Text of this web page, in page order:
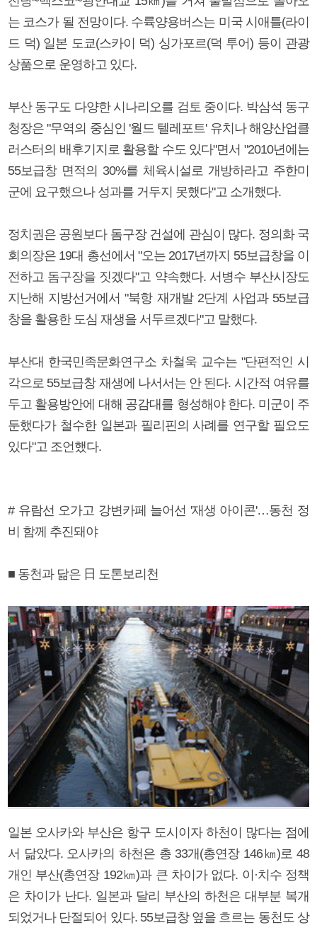
는 코스가 될 전망이다. 수륙양용버스는 미국 시애틀(라이
드 덕) 일본 도쿄(스카이 덕) 싱가포르(덕 투어) 등이 관광
상품으로 운영하고 있다.
부산 동구도 다양한 시나리오를 검토 중이다. 박삼석 동구
청장은 "무역의 중심인 '월드 텔레포트' 유치나 해양산업클
러스터의 배후기지로 활용할 수도 있다"면서 "2010년에는
55보급창 면적의 30%를 체육시설로 개방하라고 주한미
군에 요구했으나 성과를 거두지 못했다"고 소개했다.
정치권은 공원보다 돔구장 건설에 관심이 많다. 정의화 국
회의장은 19대 총선에서 "오는 2017년까지 55보급창을 이
전하고 돔구장을 짓겠다"고 약속했다. 서병수 부산시장도
지난해 지방선거에서 "북항 재개발 2단계 사업과 55보급
창을 활용한 도심 재생을 서두르겠다"고 말했다.
부산대 한국민족문화연구소 차철욱 교수는 "단편적인 시
각으로 55보급창 재생에 나서서는 안 된다. 시간적 여유를
두고 활용방안에 대해 공감대를 형성해야 한다. 미군이 주
둔했다가 철수한 일본과 필리핀의 사례를 연구할 필요도
있다"고 조언했다.
# 유람선 오가고 강변카페 늘어선 '재생 아이콘'…동천 정
비 함께 추진돼야
■ 동천과 닮은 日 도톤보리천
일본 오사카와 부산은 항구 도시이자 하천이 많다는 점에
서 닮았다. 오사카의 하천은 총 33개(총연장 146㎞)로 48
개인 부산(총연장 192㎞)과 큰 차이가 없다. 이·치수 정책
은 차이가 난다. 일본과 달리 부산의 하천은 대부분 복개
되었거나 단절되어 있다. 55보급창 옆을 흐르는 동천도 상